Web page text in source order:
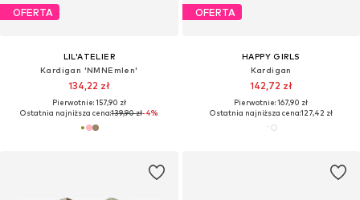
OFERTA
LIL'ATELIER
Kardigan 'NMNEmlen'
134,22 zł
Pierwotnie: 157,90 zł
Ostatnia najniższa cena:139,90 zł-4%
OFERTA
HAPPY GIRLS
Kardigan
142,72 zł
Pierwotnie: 167,90 zł
Ostatnia najniższa cena:127,42 zł